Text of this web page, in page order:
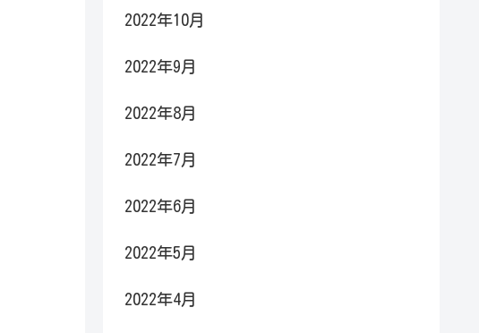
2022年10月
2022年9月
2022年8月
2022年7月
2022年6月
2022年5月
2022年4月